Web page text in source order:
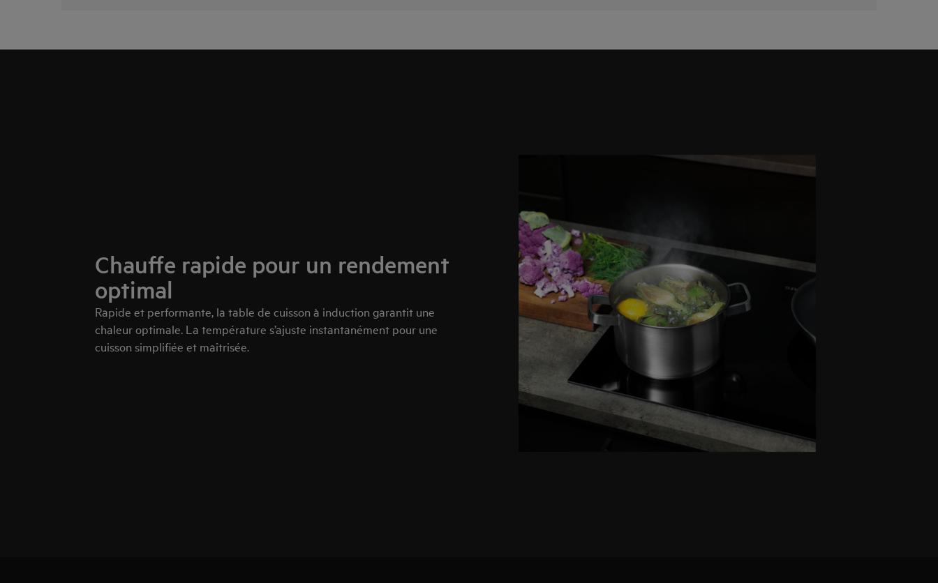
Chauffe rapide pour un rendement
optimal
Rapide et performante, la table de cuisson à induction garantit une
chaleur optimale. La température s’ajuste instantanément pour une
cuisson simplifiée et maîtrisée.